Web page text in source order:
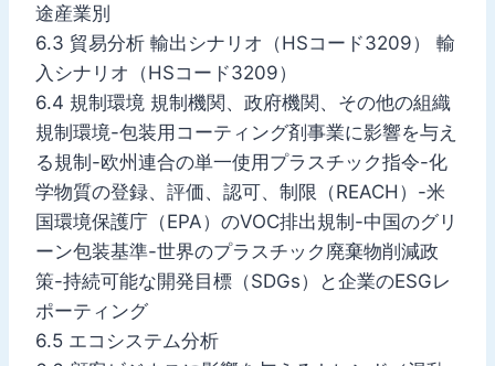
途産業別
6.3 貿易分析 輸出シナリオ（HSコード3209） 輸
入シナリオ（HSコード3209）
6.4 規制環境 規制機関、政府機関、その他の組織
規制環境-包装用コーティング剤事業に影響を与え
る規制-欧州連合の単一使用プラスチック指令-化
学物質の登録、評価、認可、制限（REACH）-米
国環境保護庁（EPA）のVOC排出規制-中国のグリ
ーン包装基準-世界のプラスチック廃棄物削減政
策-持続可能な開発目標（SDGs）と企業のESGレ
ポーティング
6.5 エコシステム分析